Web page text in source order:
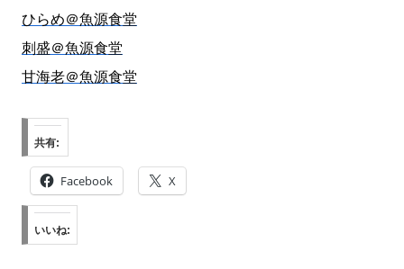
ひらめ＠魚源食堂
刺盛＠魚源食堂
甘海老＠魚源食堂
共有:
Facebook X
いいね: